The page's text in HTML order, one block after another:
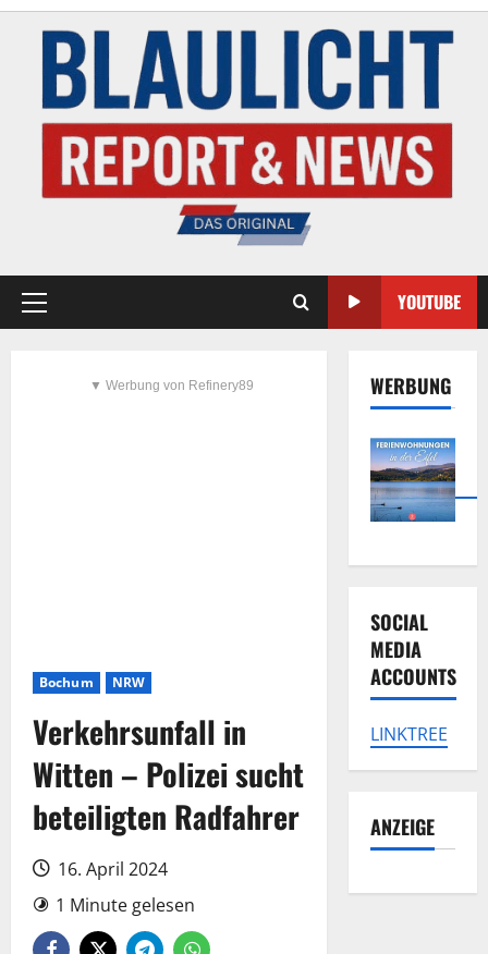
YOUTUBE
▼ Werbung von Refinery89
Bochum NRW
Verkehrsunfall in
Witten – Polizei sucht
beteiligten Radfahrer
16. April 2024
1 Minute gelesen
WERBUNG
SOCIAL
MEDIA
ACCOUNTS
LINKTREE
ANZEIGE